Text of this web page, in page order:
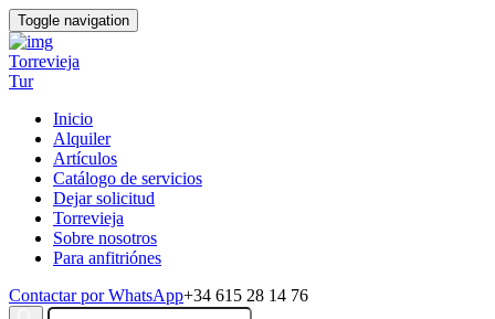
Toggle navigation
Torrevieja
Tur
Inicio
Alquiler
Artículos
Catálogo de servicios
Dejar solicitud
Torrevieja
Sobre nosotros
Para anfitriónes
Contactar por WhatsApp+34 615 28 14 76